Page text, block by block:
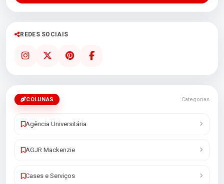
REDES SOCIAIS
COLUNAS Categorias
Agência Universitária
AGJR Mackenzie
Cases e Serviços